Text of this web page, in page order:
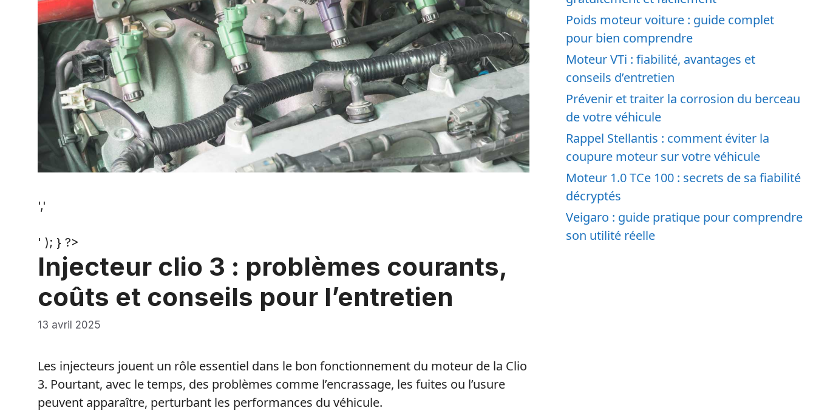
','
' ); } ?>
Injecteur clio 3 : problèmes courants,
coûts et conseils pour l’entretien
13 avril 2025
Les injecteurs jouent un rôle essentiel dans le bon fonctionnement du moteur de la Clio
3. Pourtant, avec le temps, des problèmes comme l’encrassage, les fuites ou l’usure
peuvent apparaître, perturbant les performances du véhicule.
Poids moteur voiture : guide complet
pour bien comprendre
Moteur VTi : fiabilité, avantages et
conseils d’entretien
Prévenir et traiter la corrosion du berceau
de votre véhicule
Rappel Stellantis : comment éviter la
coupure moteur sur votre véhicule
Moteur 1.0 TCe 100 : secrets de sa fiabilité
décryptés
Veigaro : guide pratique pour comprendre
son utilité réelle